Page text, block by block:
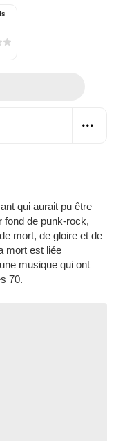
qui aurait pu être
fond de punk-rock,
mort, de gloire et de
mort est liée
musique qui ont
70.